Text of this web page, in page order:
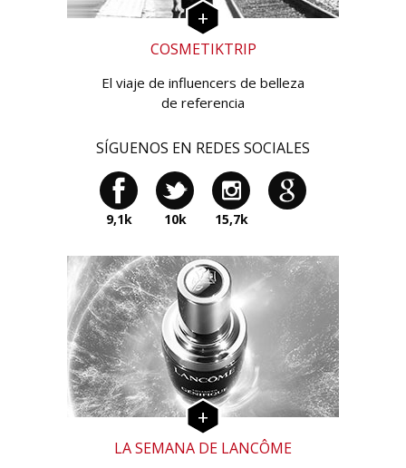
COSMETIKTRIP
El viaje de influencers de belleza
de referencia
SÍGUENOS EN REDES SOCIALES
9,1k 10k 15,7k
LA SEMANA DE LANCÔME